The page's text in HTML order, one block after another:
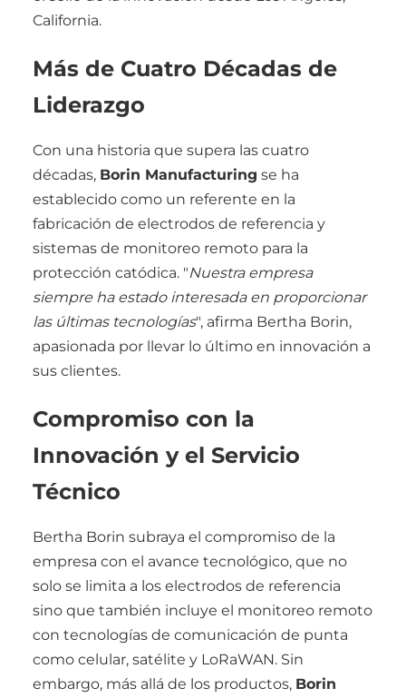
California.
Más de Cuatro Décadas de
Liderazgo
Con una historia que supera las cuatro
décadas, Borin Manufacturing se ha
establecido como un referente en la
fabricación de electrodos de referencia y
sistemas de monitoreo remoto para la
protección catódica. "Nuestra empresa
siempre ha estado interesada en proporcionar
las últimas tecnologías", afirma Bertha Borin,
apasionada por llevar lo último en innovación a
sus clientes.
Compromiso con la
Innovación y el Servicio
Técnico
Bertha Borin subraya el compromiso de la
empresa con el avance tecnológico, que no
solo se limita a los electrodos de referencia
sino que también incluye el monitoreo remoto
con tecnologías de comunicación de punta
como celular, satélite y LoRaWAN. Sin
embargo, más allá de los productos, Borin